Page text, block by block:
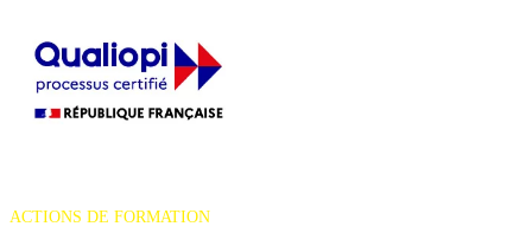
ACTIONS DE FORMATION